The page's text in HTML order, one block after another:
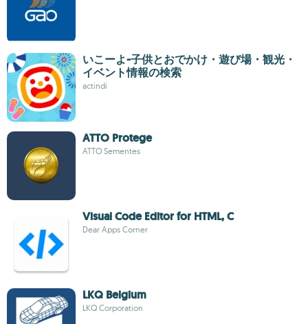
いこーよ-子供とおでかけ・遊び場・観光・
イベント情報の検索
actindi
ATTO Protege
ATTO Sementes
Visual Code Editor for HTML, C
Dear Apps Corner
LKQ Belgium
LKQ Corporation